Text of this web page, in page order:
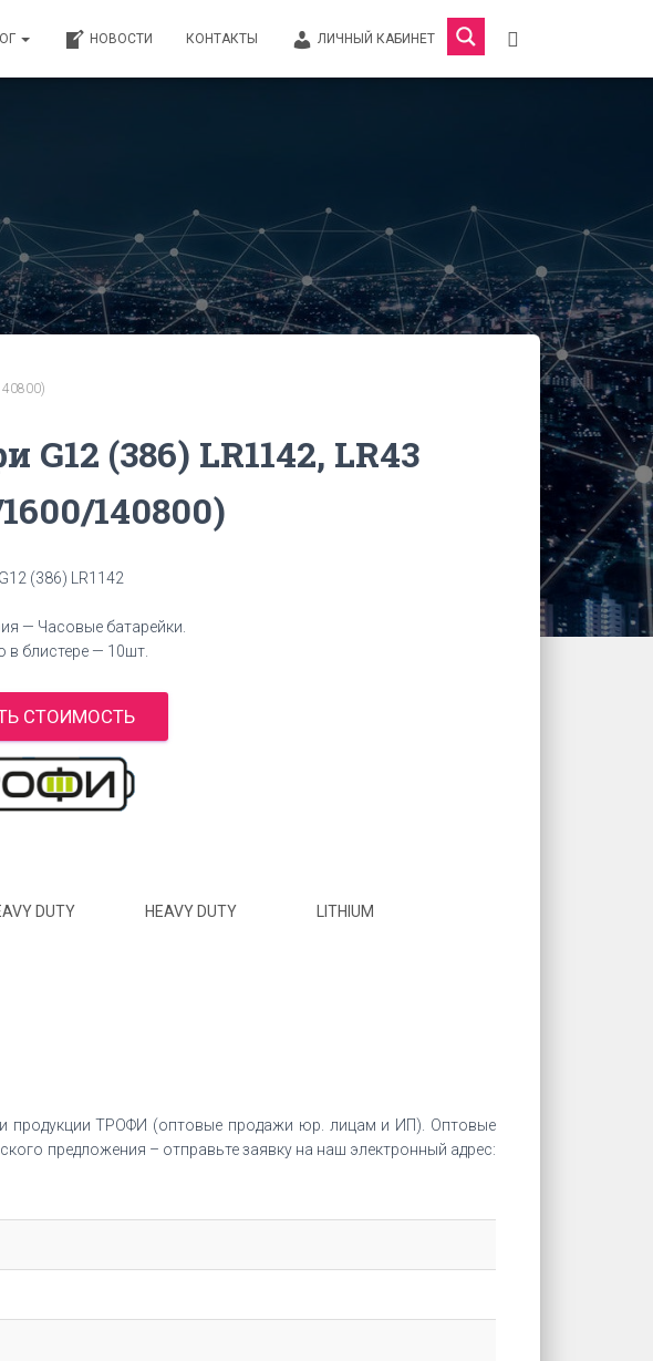
НОВОСТИ КОНТАКТЫ ЛИЧНЫЙ КАБИНЕТ
G12 (386) LR1142, LR43
140800)
(386) LR1142
— Часовые батарейки.
в блистере — 10шт.
СТОИМОСТЬ
DUTY HEAVY DUTY LITHIUM
ТРОФИ (оптовые продажи юр. лицам и ИП). Оптовые
предложения – отправьте заявку на наш электронный адрес: